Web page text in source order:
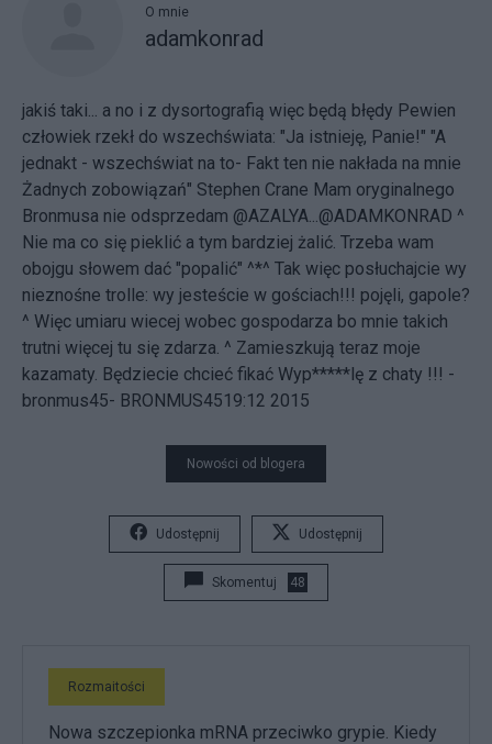
O mnie
adamkonrad
jakiś taki... a no i z dysortografią więc będą błędy Pewien
człowiek rzekł do wszechświata: "Ja istnieję, Panie!" "A
jednakt - wszechświat na to- Fakt ten nie nakłada na mnie
Żadnych zobowiązań" Stephen Crane Mam oryginalnego
Bronmusa nie odsprzedam @AZALYA...@ADAMKONRAD ^
Nie ma co się pieklić a tym bardziej żalić. Trzeba wam
obojgu słowem dać "popalić" ^*^ Tak więc posłuchajcie wy
nieznośne trolle: wy jesteście w gościach!!! pojęli, gapole?
^ Więc umiaru wiecej wobec gospodarza bo mnie takich
trutni więcej tu się zdarza. ^ Zamieszkują teraz moje
kazamaty. Będziecie chcieć fikać Wyp*****lę z chaty !!! -
bronmus45- BRONMUS4519:12 2015
Nowości od blogera
Udostępnij Udostępnij
Skomentuj 48
Rozmaitości
Nowa szczepionka mRNA przeciwko grypie. Kiedy